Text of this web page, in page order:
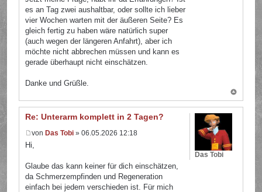
es an Tag zwei aushaltbar, oder sollte ich lieber
vier Wochen warten mit der äußeren Seite? Es
gleich fertig zu haben wäre natürlich super
(auch wegen der längeren Anfahrt), aber ich
möchte nicht abbrechen müssen und kann es
gerade überhaupt nicht einschätzen.
Danke und Grüßle.
Re: Unterarm komplett in 2 Tagen?
vonDas Tobi » 06.05.2026 12:18
Hi,
Glaube das kann keiner für dich einschätzen,
da Schmerzempfinden und Regeneration
einfach bei jedem verschieden ist. Für mich
Das Tobi